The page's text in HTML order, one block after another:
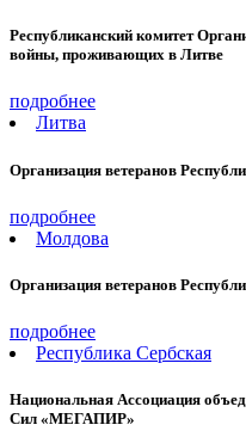
Республиканский комитет
войны, проживающих в Литве
подробнее
Литва
Организация ветеранов
подробнее
Молдова
Организация ветеранов
подробнее
Республика Сербская
Национальная Ассоциация
Сил «МЕГАПИР»